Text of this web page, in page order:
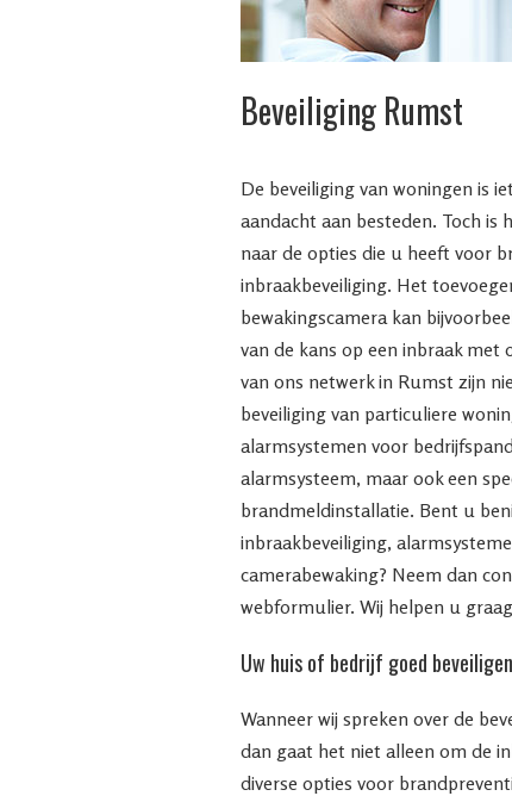
Beveiliging Rumst
De beveiliging van woningen is
aandacht aan besteden. Toch is
naar de opties die u heeft voor
inbraakbeveiliging. Het
bewakingscamera kan
van de kans op een inbraak met
van ons netwerk in Rumst zijn
beveiliging van particuliere
alarmsystemen voor
alarmsysteem, maar ook een
brandmeldinstallatie. Bent u
inbraakbeveiliging,
camerabewaking? Neem dan
webformulier. Wij helpen u
Uw huis of bedrijf goed beveiligen
Wanneer wij spreken over de
dan gaat het niet alleen om de
diverse opties voor